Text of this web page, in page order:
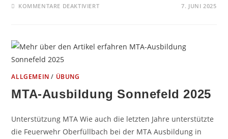
KOMMENTARE DEAKTIVIERTFÜR 7. JUNI 2025
ALLGEMEIN / ÜBUNG
MTA-Ausbildung Sonnefeld 2025
Unterstützung MTA Wie auch die letzten Jahre unterstützte
die Feuerwehr Oberfüllbach bei der MTA Ausbildung in